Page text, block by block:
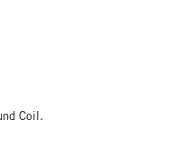
Coil.